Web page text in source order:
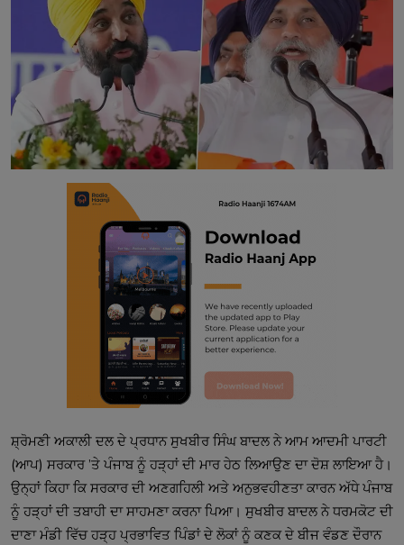
ਸ਼੍ਰੋਮਣੀ ਅਕਾਲੀ ਦਲ ਦੇ ਪ੍ਰਧਾਨ ਸੁਖਬੀਰ ਸਿੰਘ ਬਾਦਲ ਨੇ ਆਮ ਆਦਮੀ ਪਾਰਟੀ
(ਆਪ) ਸਰਕਾਰ ’ਤੇ ਪੰਜਾਬ ਨੂੰ ਹੜ੍ਹਾਂ ਦੀ ਮਾਰ ਹੇਠ ਲਿਆਉਣ ਦਾ ਦੋਸ਼ ਲਾਇਆ ਹੈ।
ਉਨ੍ਹਾਂ ਕਿਹਾ ਕਿ ਸਰਕਾਰ ਦੀ ਅਣਗਹਿਲੀ ਅਤੇ ਅਨੁਭਵਹੀਣਤਾ ਕਾਰਨ ਅੱਧੇ ਪੰਜਾਬ
ਨੂੰ ਹੜ੍ਹਾਂ ਦੀ ਤਬਾਹੀ ਦਾ ਸਾਹਮਣਾ ਕਰਨਾ ਪਿਆ। ਸੁਖਬੀਰ ਬਾਦਲ ਨੇ ਧਰਮਕੋਟ ਦੀ
ਦਾਣਾ ਮੰਡੀ ਵਿੱਚ ਹੜ੍ਹ ਪ੍ਰਭਾਵਿਤ ਪਿੰਡਾਂ ਦੇ ਲੋਕਾਂ ਨੂੰ ਕਣਕ ਦੇ ਬੀਜ ਵੰਡਣ ਦੌਰਾਨ